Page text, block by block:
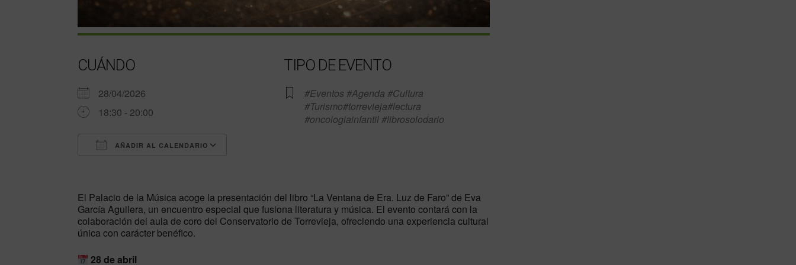
CUÁNDO
28/04/2026
18:30 - 20:00
AÑADIR AL CALENDARIO
TIPO DE EVENTO
#Eventos #Agenda #Cultura
#Turismo#torrevieja#lectura
#oncologiainfantil #librosolodario
El Palacio de la Músicaacoge la presentación del libro “La Ventana de Era. Luz de Faro” de Eva
García Aguilera, un encuentro especial que fusiona literatura y música. El evento contará con la
colaboración del aula de coro del Conservatorio de Torrevieja, ofreciendo una experiencia cultural
única con carácter benéfico.
28 de abril